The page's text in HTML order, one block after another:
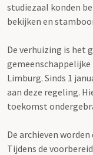
studiezaal konden
bekijken en
De verhuizing is het
Limburg. Sinds 1
aan deze regeling.
toekomst
De archieven
Tijdens de